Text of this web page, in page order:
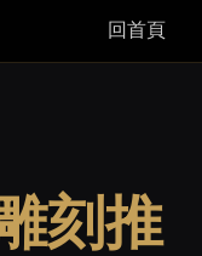
回首頁
刻推